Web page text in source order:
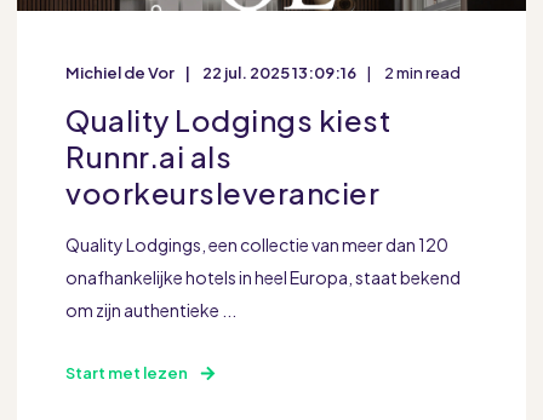
Michiel de Vor 22 jul. 2025 13:09:16 2 min read
Quality Lodgings kiest
Runnr.ai als
voorkeursleverancier
Quality Lodgings, een collectie van meer dan 120
onafhankelijke hotels in heel Europa, staat bekend
om zijn authentieke ...
Start met lezen